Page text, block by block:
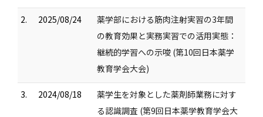
2. 2025/08/24
薬学部における筋肉注射実習の3年間
の教育効果と実務実習での活用実態：
継続的学習への示唆 (第10回日本薬学
教育学会大会)
3. 2024/08/18
薬学生を対象とした薬剤師業務に対す
る認識調査 (第9回日本薬学教育学会大